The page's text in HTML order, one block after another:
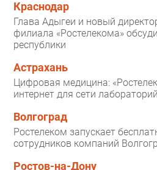
Краснодар
Глава Адыгеи и новый
филиала «Ростелекома»
республики
Астрахань
Цифровая медицина:
интернет для сети
Волгоград
Ростелеком запускает
сотрудников компаний
Ростов-на-Дону